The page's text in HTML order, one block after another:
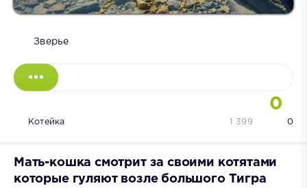
Зверье
0
Котейка 0
1 399
Мать-кошка смотрит за своими котятами
которые гуляют возле большого Тигра